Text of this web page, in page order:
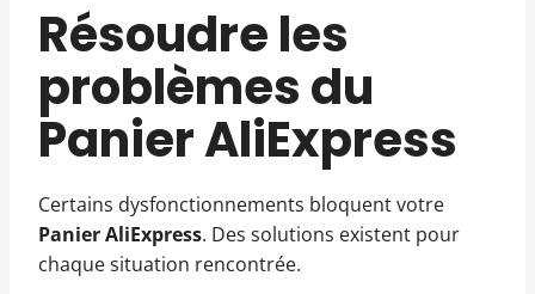
Résoudre les
problèmes du
Panier AliExpress
Certains dysfonctionnements bloquent votre
Panier AliExpress. Des solutions existent pour
chaque situation rencontrée.